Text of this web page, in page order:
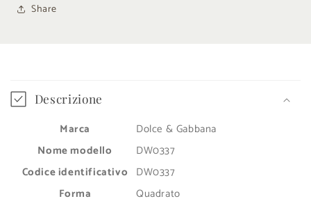
Share
o
n
Descrizione
Marca
Dolce & Gabbana
Nome modello
DW0337
Codice identificativo DW0337
Forma
Quadrato